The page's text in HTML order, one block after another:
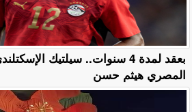
بعقد لمدة 4 سنوات.. سيلتيك
المصري هيثم حسن